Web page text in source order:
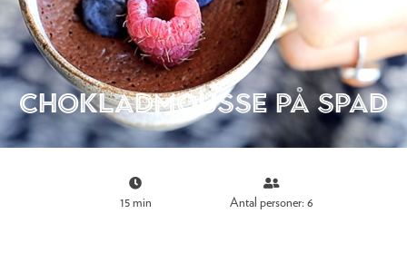
Chokladmousse på spad
15 min Antal personer: 6